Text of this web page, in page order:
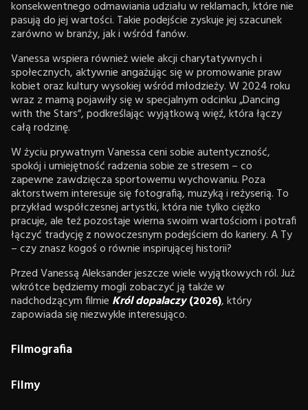
konsekwentnego odmawiania udziału w reklamach, które nie
pasują do jej wartości. Takie podejście zyskuje jej szacunek
zarówno w branży, jak i wśród fanów.
Vanessa wspiera również wiele akcji charytatywnych i
społecznych, aktywnie angażując się w promowanie praw
kobiet oraz kultury wysokiej wśród młodzieży. W 2024 roku
wraz z mamą pojawiły się w specjalnym odcinku „Dancing
with the Stars”, podkreślając wyjątkową więź, która łączy
całą rodzinę.
W życiu prywatnym Vanessa ceni sobie autentyczność,
spokój i umiejętność radzenia sobie ze stresem – co
zapewne zawdzięcza sportowemu wychowaniu. Poza
aktorstwem interesuje się fotografią, muzyką i reżyserią. To
przykład współczesnej artystki, która nie tylko ciężko
pracuje, ale też pozostaje wierna swoim wartościom i potrafi
łączyć tradycję z nowoczesnym podejściem do kariery. A Ty
– czy znasz kogoś o równie inspirującej historii?
Przed Vanessą Aleksander jeszcze wiele wyjątkowych ról. Już
wkrótce będziemy mogli zobaczyć ją także w
nadchodzącym filmie Król dopalaczy(2026), który
zapowiada się niezwykle interesująco.
Filmografia
Filmy